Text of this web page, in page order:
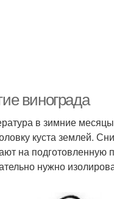
винограда
в зимние
куста землей.
на подготовленную
нужно